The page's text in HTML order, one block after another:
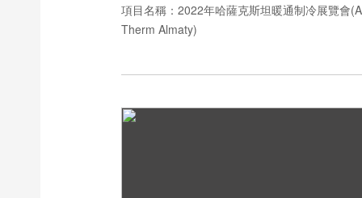
項目名稱： 2022年哈薩克斯坦暖通制冷展覽會
Therm Almaty)